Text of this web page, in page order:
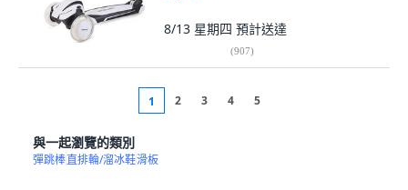
8/13 星期四 預計送達
(907)
1 2 3 4 5
與一起瀏覽的類別
彈跳棒直排輪/溜冰鞋滑板